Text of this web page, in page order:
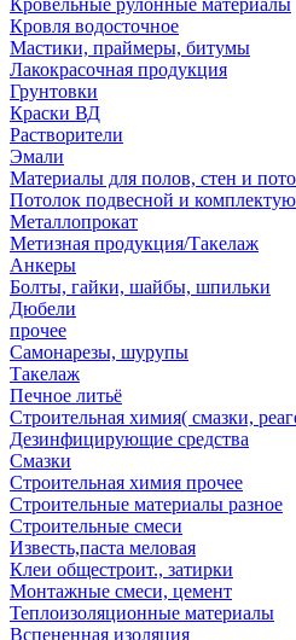
Кровельные рулонные материалы
Кровля водосточное
Мастики, праймеры, битумы
Лакокрасочная продукция
Грунтовки
Краски ВД
Растворители
Эмали
Материалы для полов, стен и
Потолок подвесной и
Металлопрокат
Метизная продукция/Такелаж
Анкеры
Болты, гайки, шайбы, шпильки
Дюбели
прочее
Самонарезы, шурупы
Такелаж
Печное литьё
Строительная химия( смазки,
Дезинфицирующие средства
Смазки
Строительная химия прочее
Строительные материалы разное
Строительные смеси
Известь,паста меловая
Клеи общестроит., затирки
Монтажные смеси, цемент
Теплоизоляционные материалы
Вспененная изоляция